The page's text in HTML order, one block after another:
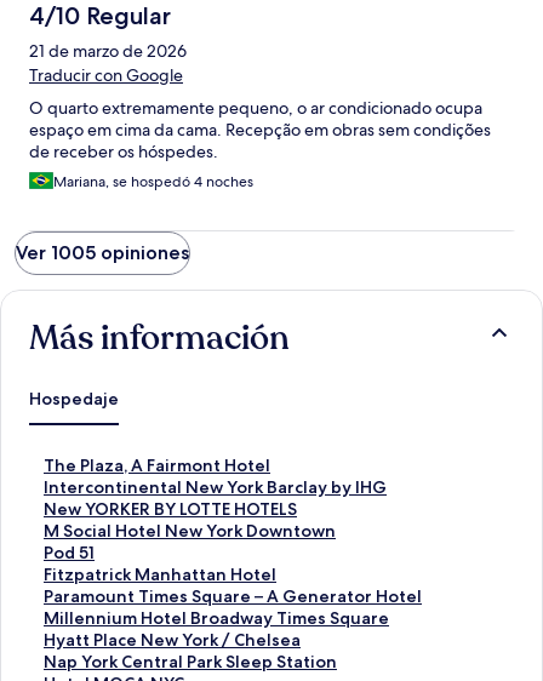
4/10 Regular
21 de marzo de 2026
Traducir con Google
O quarto extremamente pequeno, o ar condicionado ocupa
espaço em cima da cama. Recepção em obras sem condições
de receber os hóspedes.
Mariana, se hospedó 4 noches
Ver 1005 opiniones
Más información
Hospedaje
The Plaza, A Fairmont Hotel
E
n
l
a
c
e
p
a
r
a
Intercontinental New York Barclay by IHG
E
n
l
a
c
e
p
a
r
New YORKER BY LOTTE HOTELS
E
n
l
a
c
e
p
a
M Social Hotel New York Downtown
E
n
l
a
c
e
p
Pod 51
E
n
l
a
c
e
Fitzpatrick Manhattan Hotel
E
n
l
a
c
Paramount Times Square – A Generator Hotel
E
n
l
a
Millennium Hotel Broadway Times Square
E
n
l
Hyatt Place New York / Chelsea
E
n
Nap York Central Park Sleep Station
E